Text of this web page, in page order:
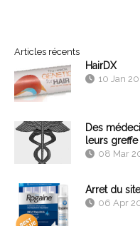
Articles récents
HairDX
10 Jan
Des
leurs
08 Mar
Arret du
06 Apr